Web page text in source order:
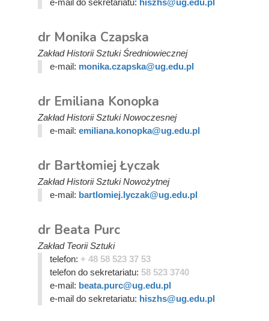
e-mail do sekretariatu: hiszhs@ug.edu.pl
dr Monika Czapska
Zakład Historii Sztuki Średniowiecznej
e-mail: monika.czapska@ug.edu.pl
dr Emiliana Konopka
Zakład Historii Sztuki Nowoczesnej
e-mail: emiliana.konopka@ug.edu.pl
dr Bartłomiej Łyczak
Zakład Historii Sztuki Nowożytnej
e-mail: bartlomiej.lyczak@ug.edu.pl
dr Beata Purc
Zakład Teorii Sztuki
telefon: + 48 58 523 37 53
telefon do sekretariatu: 58 523 3740
e-mail: beata.purc@ug.edu.pl
e-mail do sekretariatu: hiszhs@ug.edu.pl